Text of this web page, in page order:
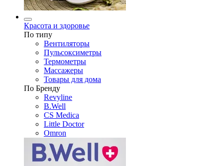
Красота и здоровье
По типу
Вентиляторы
Пульсоксиметры
Термометры
Массажеры
Товары для дома
По Бренду
Revyline
B.Well
CS Medica
Little Doctor
Omron